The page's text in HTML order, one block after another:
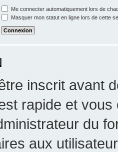
Me connecter automatiquement lors de
Masquer mon statut en ligne lors de cette
inscrit avant
rapide et
du
aux